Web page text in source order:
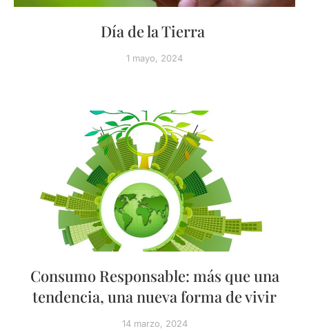
Día de la Tierra
1 mayo, 2024
Consumo Responsable: más que una
tendencia, una nueva forma de vivir
14 marzo, 2024